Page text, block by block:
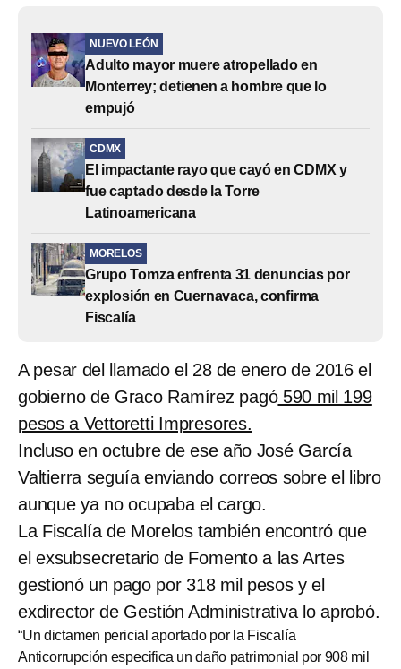
NUEVO LEÓN
Adulto mayor muere atropellado en
Monterrey; detienen a hombre que lo
empujó
CDMX
El impactante rayo que cayó en CDMX y
fue captado desde la Torre
Latinoamericana
MORELOS
Grupo Tomza enfrenta 31 denuncias por
explosión en Cuernavaca, confirma
Fiscalía
A pesar del llamado el 28 de enero de 2016 el
gobierno de Graco Ramírez pagó590 mil 199
pesos a Vettoretti Impresores.
Incluso en octubre de ese año José García
Valtierra seguía enviando correos sobre el libro
aunque ya no ocupaba el cargo.
La Fiscalía de Morelos también encontró que
el exsubsecretario de Fomento a las Artes
gestionó un pago por 318 mil pesos y el
exdirector de Gestión Administrativa lo aprobó.
“Un dictamen pericial aportado por la Fiscalía
Anticorrupción especifica un daño patrimonial por 908 mil